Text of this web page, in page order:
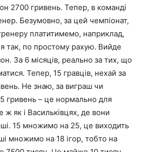
2700 гривень. Тепер, в команді
Безумовно, за цей чемпіонат,
платитимемо, наприклад,
так, по простому рахую. Вийде
За 6 місяців, реально за тих, що
Тепер, 15 гравців, нехай за
Не знаю, за виграш чи
гривень – це нормально для
як і Васильківцях, де вони
15 множимо на 25, це виходить
множимо на 18 ігор, тобто на